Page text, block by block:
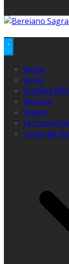
Home
Geral
Estudos
Noticias
Videos
Livros de